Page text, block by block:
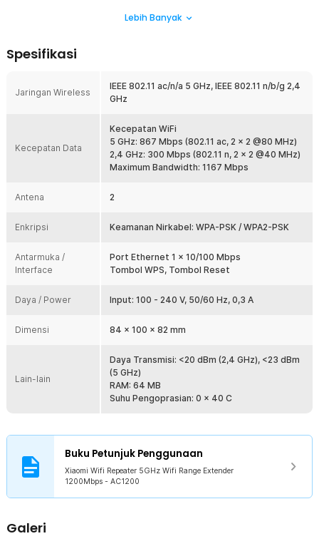
WiFi Kecepatan Tinggi di Penjuru Rumah Anda
dan mengoptimalkan sinyal Wi-Fi. Frekuensi ganda 2,5GHz dan
5GHz memungkinkan kecepatan kombinasi hingga 1200 Mbps,
Memastikan Koneksi yang Cepat
optimal. Memungkinkan Anda untuk menghubungkan perangkat
berkabel seperti TV atau konsol game ke jaringan.
penerimaan sinyal lebih baik dan stabil sehingga meningkatkan
Membuat Hotspot Anda Sendiri
ke router dan mengubah koneksi internet kabel menjadi hotspot
Wi-Fi pribadi untuk membuat jaringan baru.
SmartLink memungkinkan Anda menyiapkan koneksi siaga ke
otomatis akan terhubung ke frekuensi lain yang dapat
Penyiapan Mudah Dengan Ponsel Anda
Mi WiFi Range Extender AC1200 dapat berfungsi dengan router
WiFi apa saja. Anda juga dapat menggunakan aplikasi Mi Home
untuk mengelola dan menyiapkan extender dengan mudah.
Rincian yang Anda dapatkan untuk pembelian produk ini:
1 x Xiaomi Wifi Repeater 5GHz Wifi Range Extender 1200Mbps -
AC1200
Lebih Banyak
Spesifikasi
Jaringan Wireless
IEEE 802.11 ac/n/a 5 GHz, IEEE 802.11 n/b/g 2,4
GHz
Kecepatan Data
Kecepatan WiFi
5 GHz: 867 Mbps (802.11 ac, 2 x 2 @80 MHz)
2,4 GHz: 300 Mbps (802.11 n, 2 x 2 @40 MHz)
Maximum Bandwidth: 1167 Mbps
Antena 2
Enkripsi Keamanan Nirkabel: WPA-PSK / WPA2-PSK
Antarmuka /
Interface
Port Ethernet 1 x 10/100 Mbps
Tombol WPS, Tombol Reset
Daya / Power Input: 100 - 240 V, 50/60 Hz, 0,3 A
Dimensi 84 x 100 x 82 mm
Lain-lain
Daya Transmisi: <20 dBm (2,4 GHz), <23 dBm
(5 GHz)
RAM: 64 MB
Suhu Pengoprasian: 0 x 40 C
Buku Petunjuk Penggunaan
Xiaomi Wifi Repeater 5GHz Wifi Range Extender
1200Mbps - AC1200
Galeri